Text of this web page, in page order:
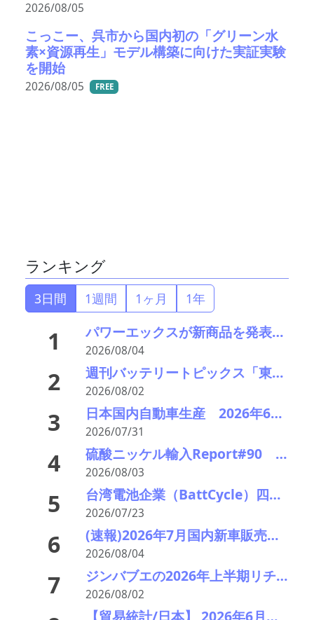
2026/08/05
こっこー、呉市から国内初の「グリーン水
素×資源再生」モデル構築に向けた実証実験
を開始
2026/08/05 FREE
ランキング
3日間 1週間 1ヶ月 1年
1 パワーエックスが新商品を発表―大型蓄電とワンパッケージを訴求
2026/08/04
2 週刊バッテリートピックス「東レが電池向け負極材の新材料」「独ヴァルタが破産申請」など
2026/08/02
3 日本国内自動車生産 2026年6月生産台数 73万7千台 前年同月比6.8%増加
2026/07/31
4 硫酸ニッケル輸入Report#90 2026年中盤輸入回復の兆し
2026/08/03
5 台湾電池企業（BattCycle）四国に蓄電池リサイクル工場を建設 日台の重要鉱物協力の一環に 阪和興業も参画
2026/07/23
6 (速報)2026年7月国内新車販売 41万7千台 前年同月比7%増加 4か月連続プラス
2026/08/04
7 ジンバブエの2026年上半期リチウム製品輸出額、前年同期比230%増 採掘加工拠点は中国企業が主導
2026/08/02
【貿易統計/日本】 2026年6月の廃バッテリー輸出推移統計